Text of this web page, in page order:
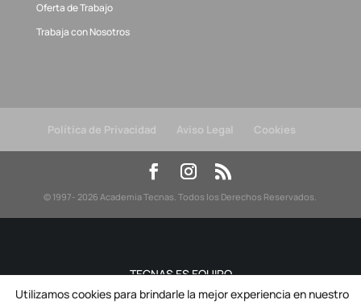
Oferta de Trabajo
Trabaja con Nosotros
Política de Privacidad Aviso Legal Cookies
© 1997- 2026 Academia Tecnas. Todos los Derechos Reservados.
TECNAS ES EQUIPO
Utilizamos cookies para brindarle la mejor experiencia en nuestro